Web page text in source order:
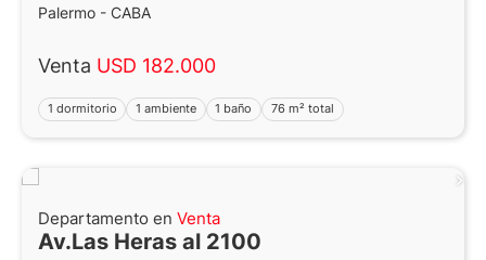
Palermo - CABA
Venta USD 182.000
1 dormitorio 1 ambiente 1 baño 76 m² total
Departamento en Venta
Av.Las Heras al 2100